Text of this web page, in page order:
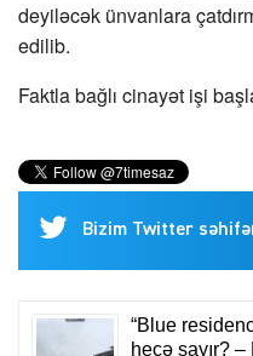
deyiləcək ünvanlara
edilib.
Faktla bağlı cinayət işi
Bizim Twitter